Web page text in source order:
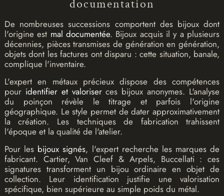
documentation
De nombreuses successions comportent des bijoux dont
l'origine est mal documentée. Bijoux acquis il y a plusieurs
décennies, pièces transmises de génération en génération,
objets dont les factures ont disparu : cette situation, banale,
complique l'inventaire.
L'expert en métaux précieux dispose des compétences
pour identifier et valoriserces bijoux anonymes. L'analyse
du poinçon révèle le titrage et parfois l'origine
géographique. Le style permet de dater approximativement
la création. Les techniques de fabrication trahissent
l'époque et la qualité de l'atelier.
Pour les bijoux signés, l'expert recherche les marques de
fabricant. Cartier, Van Cleef & Arpels, Buccellati : ces
signatures transforment un bijou ordinaire en objet de
collection. Leur identification justifie une valorisation
spécifique, bien supérieure au simple poids du métal.